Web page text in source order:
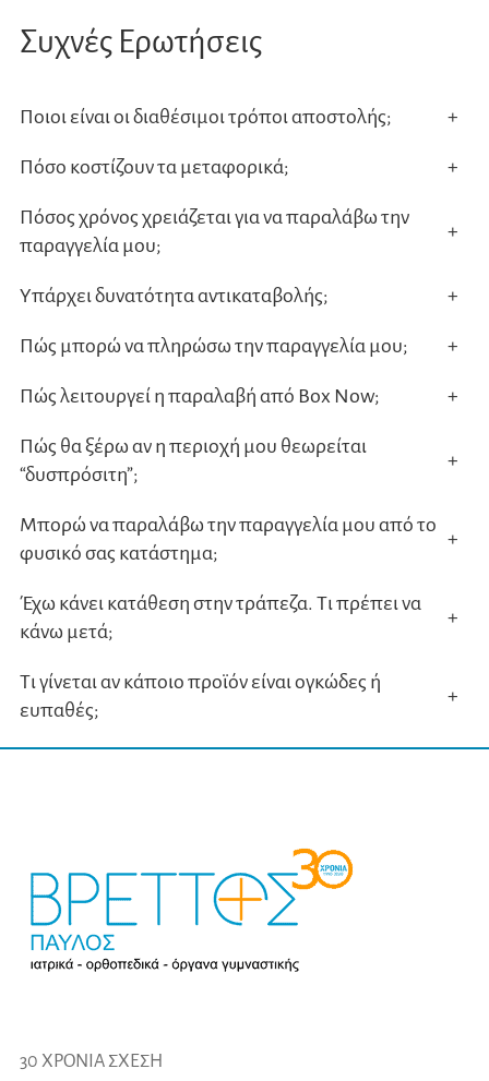
Συχνές Ερωτήσεις
Ποιοι είναι οι διαθέσιμοι τρόποι αποστολής; +
Πόσο κοστίζουν τα μεταφορικά; +
Πόσος χρόνος χρειάζεται για να παραλάβω την
παραγγελία μου;
+
Υπάρχει δυνατότητα αντικαταβολής; +
Πώς μπορώ να πληρώσω την παραγγελία μου; +
Πώς λειτουργεί η παραλαβή από Box Now; +
Πώς θα ξέρω αν η περιοχή μου θεωρείται
“δυσπρόσιτη”;
+
Μπορώ να παραλάβω την παραγγελία μου από το
φυσικό σας κατάστημα;
+
Έχω κάνει κατάθεση στην τράπεζα. Τι πρέπει να
κάνω μετά;
+
Τι γίνεται αν κάποιο προϊόν είναι ογκώδες ή
ευπαθές;
+
30 ΧΡΟΝΙΑ ΣΧΕΣΗ